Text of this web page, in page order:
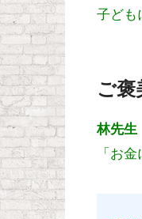
子ども
ご褒
林先生
「お